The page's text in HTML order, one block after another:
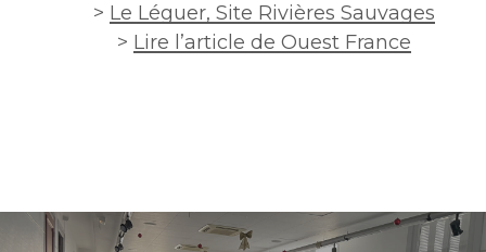
> Le Léguer, Site Rivières Sauvages
> Lire l’article de Ouest France